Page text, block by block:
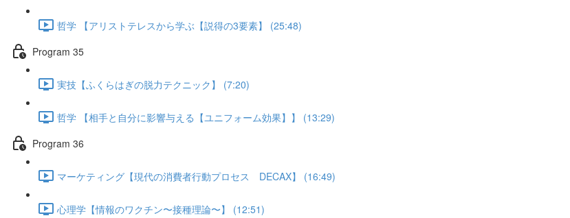
哲学 【アリストテレスから学ぶ【説得の3要素】 (25:48)
Program 35
実技【ふくらはぎの脱力テクニック】 (7:20)
哲学 【相手と自分に影響与える【ユニフォーム効果】】 (13:29)
Program 36
マーケティング【現代の消費者行動プロセス DECAX】 (16:49)
心理学【情報のワクチン〜接種理論〜】 (12:51)